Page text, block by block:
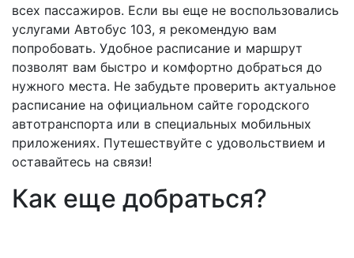
всех пассажиров. Если вы еще не воспользовались
услугами Автобус 103, я рекомендую вам
попробовать. Удобное расписание и маршрут
позволят вам быстро и комфортно добраться до
нужного места. Не забудьте проверить актуальное
расписание на официальном сайте городского
автотранспорта или в специальных мобильных
приложениях. Путешествуйте с удовольствием и
оставайтесь на связи!
Как еще добраться?